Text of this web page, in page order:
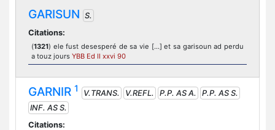
GARISUN S.
Citations:
(1321) ele fust desesperé de sa vie [...] et sa garisoun ad perdu
a touz jours YBB Ed II xxvi 90
GARNIR 1 V.TRANS. V.REFL. P.P. AS A.
P.P. AS S.
INF. AS S.
Citations: